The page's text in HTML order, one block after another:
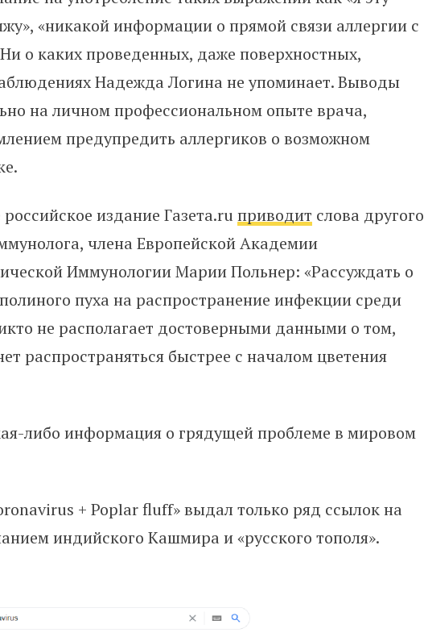
«никакой информации о прямой связи аллергии с
о каких проведенных, даже поверхностных,
Надежда Логина не упоминает. Выводы
на личном профессиональном опыте врача,
предупредить аллергиков о возможном
издание Газета.ruприводит слова другого
члена Европейской Академии
Иммунологии Марии Польнер: «Рассуждать о
пуха на распространение инфекции среди
не располагает достоверными данными о том,
распространяться быстрее с началом цветения
либо информация о грядущей проблеме в мировом
+ Poplar fluff» выдал только ряд ссылок на
индийского Кашмира и «русского тополя».